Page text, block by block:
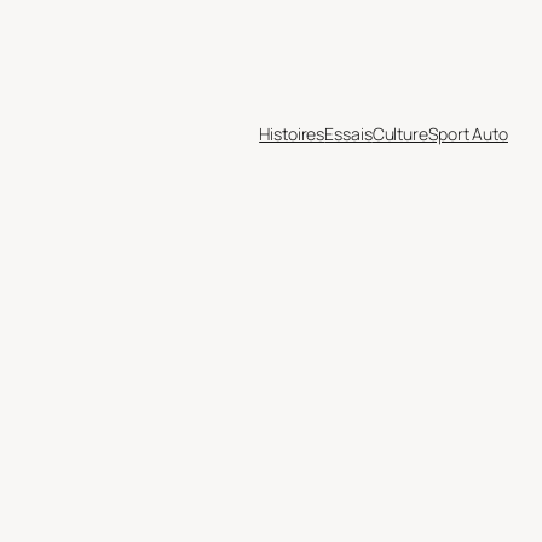
HistoiresEssaisCultureSport Auto